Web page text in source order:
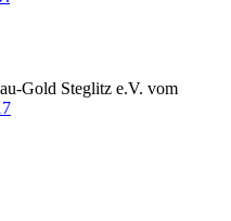
Gold Steglitz e.V. vom